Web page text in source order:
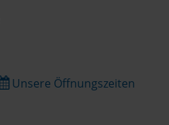
Unsere Öffnungszeiten